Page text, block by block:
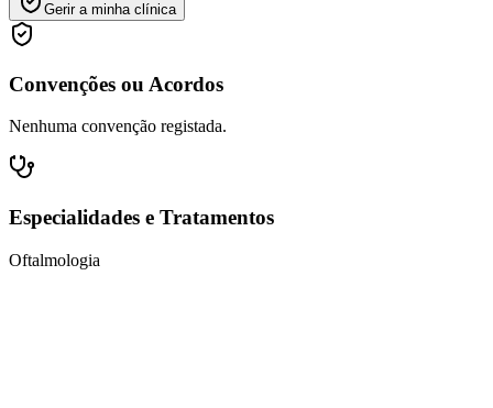
Gerir a minha clínica
Convenções ou Acordos
Nenhuma convenção registada.
Especialidades e Tratamentos
Oftalmologia